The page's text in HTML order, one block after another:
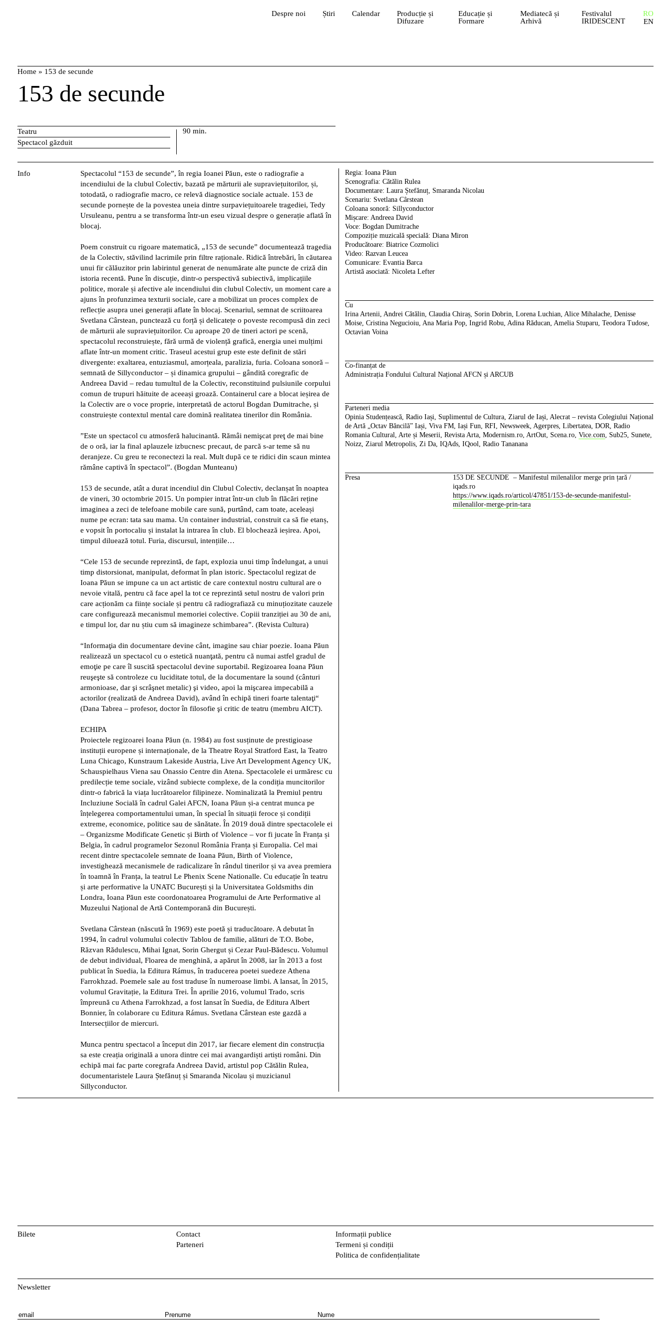
Despre noi Știri Calendar
Producție și
Difuzare
Educație și
Formare
Mediatecă și
Arhivă
Festivalul
IRIDESCENT
RO
EN
Home » 153 de secunde
153 de secunde
Teatru
Spectacol găzduit
90 min.
Info
Spectacolul “153 de secunde”, în regia Ioanei Păun, este o radiografie a
incendiului de la clubul Colectiv, bazată pe mărturii ale supraviețuitorilor, și,
totodată, o radiografie macro, ce relevă diagnostice sociale actuale. 153 de
secunde pornește de la povestea uneia dintre surpaviețuitoarele tragediei, Tedy
Ursuleanu, pentru a se transforma într-un eseu vizual despre o generație aflată în
blocaj.
Poem construit cu rigoare matematică, „153 de secunde” documentează tragedia
de la Colectiv, stăvilind lacrimile prin filtre raționale. Ridică întrebări, în căutarea
unui fir călăuzitor prin labirintul generat de nenumărate alte puncte de criză din
istoria recentă. Pune în discuție, dintr-o perspectivă subiectivă, implicațiile
politice, morale și afective ale incendiului din clubul Colectiv, un moment care a
ajuns în profunzimea texturii sociale, care a mobilizat un proces complex de
reflecție asupra unei generații aflate în blocaj. Scenariul, semnat de scriitoarea
Svetlana Cârstean, punctează cu forță și delicatețe o poveste recompusă din zeci
de mărturii ale supraviețuitorilor. Cu aproape 20 de tineri actori pe scenă,
spectacolul reconstruiește, fără urmă de violență grafică, energia unei mulțimi
aflate într-un moment critic. Traseul acestui grup este este definit de stări
divergente: exaltarea, entuziasmul, amorțeala, paralizia, furia. Coloana sonoră –
semnată de Sillyconductor – și dinamica grupului – gândită coregrafic de
Andreea David – redau tumultul de la Colectiv, reconstituind pulsiunile corpului
comun de trupuri hăituite de aceeași groază. Containerul care a blocat ieșirea de
la Colectiv are o voce proprie, interpretată de actorul Bogdan Dumitrache, și
construiește contextul mental care domină realitatea tinerilor din România.
”Este un spectacol cu atmosferă halucinantă. Rămâi nemişcat preţ de mai bine
de o oră, iar la final aplauzele izbucnesc precaut, de parcă s-ar teme să nu
deranjeze. Cu greu te reconectezi la real. Mult după ce te ridici din scaun mintea
rămâne captivă în spectacol”. (Bogdan Munteanu)
153 de secunde, atât a durat incendiul din Clubul Colectiv, declanșat în noaptea
de vineri, 30 octombrie 2015. Un pompier intrat într-un club în flăcări reține
imaginea a zeci de telefoane mobile care sună, purtând, cam toate, aceleași
nume pe ecran: tata sau mama. Un container industrial, construit ca să fie etanș,
e vopsit în portocaliu și instalat la intrarea în club. El blochează ieșirea. Apoi,
timpul diluează totul. Furia, discursul, intențiile…
“Cele 153 de secunde reprezintă, de fapt, explozia unui timp îndelungat, a unui
timp distorsionat, manipulat, deformat în plan istoric. Spectacolul regizat de
Ioana Păun se impune ca un act artistic de care contextul nostru cultural are o
nevoie vitală, pentru că face apel la tot ce reprezintă setul nostru de valori prin
care acționăm ca ființe sociale și pentru că radiografiază cu minuțiozitate cauzele
care configurează mecanismul memoriei colective. Copiii tranziției au 30 de ani,
e timpul lor, dar nu știu cum să imagineze schimbarea”. (Revista Cultura)
“Informaţia din documentare devine cânt, imagine sau chiar poezie. Ioana Păun
realizează un spectacol cu o estetică nuanţată, pentru că numai astfel gradul de
emoţie pe care îl suscită spectacolul devine suportabil. Regizoarea Ioana Păun
reuşeşte să controleze cu luciditate totul, de la documentare la sound (cânturi
armonioase, dar şi scrâşnet metalic) şi video, apoi la mişcarea impecabilă a
actorilor (realizată de Andreea David), având în echipă tineri foarte talentaţi“
(Dana Tabrea – profesor, doctor în filosofie şi critic de teatru (membru AICT).
ECHIPA
Proiectele regizoarei Ioana Păun (n. 1984) au fost susținute de prestigioase
instituții europene și internaționale, de la Theatre Royal Stratford East, la Teatro
Luna Chicago, Kunstraum Lakeside Austria, Live Art Development Agency UK,
Schauspielhaus Viena sau Onassio Centre din Atena. Spectacolele ei urmăresc cu
predilecție teme sociale, vizând subiecte complexe, de la condiția muncitorilor
dintr-o fabrică la viața lucrătoarelor filipineze. Nominalizată la Premiul pentru
Incluziune Socială în cadrul Galei AFCN, Ioana Păun și-a centrat munca pe
înțelegerea comportamentului uman, în special în situații feroce și condiții
extreme, economice, politice sau de sănătate. În 2019 două dintre spectacolele ei
– Organizsme Modificate Genetic și Birth of Violence – vor fi jucate în Franța și
Belgia, în cadrul programelor Sezonul România Franța și Europalia. Cel mai
recent dintre spectacolele semnate de Ioana Păun, Birth of Violence,
investighează mecanismele de radicalizare în rândul tinerilor și va avea premiera
în toamnă în Franța, la teatrul Le Phenix Scene Nationalle. Cu educație în teatru
și arte performative la UNATC București și la Universitatea Goldsmiths din
Londra, Ioana Păun este coordonatoarea Programului de Arte Performative al
Muzeului Național de Artă Contemporană din București.
Svetlana Cârstean (născută în 1969) este poetă și traducătoare. A debutat în
1994, în cadrul volumului colectiv Tablou de familie, alături de T.O. Bobe,
Răzvan Rădulescu, Mihai Ignat, Sorin Ghergut și Cezar Paul-Bădescu. Volumul
de debut individual, Floarea de menghină, a apărut în 2008, iar în 2013 a fost
publicat în Suedia, la Editura Rámus, în traducerea poetei suedeze Athena
Farrokhzad. Poemele sale au fost traduse în numeroase limbi. A lansat, în 2015,
volumul Gravitație, la Editura Trei. În aprilie 2016, volumul Trado, scris
împreună cu Athena Farrokhzad, a fost lansat în Suedia, de Editura Albert
Bonnier, în colaborare cu Editura Rámus. Svetlana Cârstean este gazdă a
Intersecțiilor de miercuri.
Munca pentru spectacol a început din 2017, iar fiecare element din construcția
sa este creația originală a unora dintre cei mai avangardiști artiști români. Din
echipă mai fac parte coregrafa Andreea David, artistul pop Cătălin Rulea,
documentaristele Laura Ștefănuț și Smaranda Nicolau și muzicianul
Sillyconductor.
Regia: Ioana Păun
Scenografia: Cătălin Rulea
Documentare: Laura Ștefănuț, Smaranda Nicolau
Scenariu: Svetlana Cârstean
Coloana sonoră: Sillyconductor
Mișcare: Andreea David
Voce: Bogdan Dumitrache
Compoziție muzicală specială: Diana Miron
Producătoare: Biatrice Cozmolici
Video: Razvan Leucea
Comunicare: Evantia Barca
Artistă asociată: Nicoleta Lefter
Cu
Irina Artenii, Andrei Cătălin, Claudia Chiraș, Sorin Dobrin, Lorena Luchian, Alice Mihalache, Denisse
Moise, Cristina Negucioiu, Ana Maria Pop, Ingrid Robu, Adina Răducan, Amelia Stuparu, Teodora Tudose,
Octavian Voina
Co-finanțat de
Administrația Fondului Cultural Național AFCN și ARCUB
Parteneri media
Opinia Studențească, Radio Iași, Suplimentul de Cultura, Ziarul de Iași, Alecrat – revista Colegiului Național
de Artă „Octav Băncilă” Iași, Viva FM, Iași Fun, RFI, Newsweek, Agerpres, Libertatea, DOR, Radio
Romania Cultural, Arte și Meserii, Revista Arta, Modernism.ro, ArtOut, Scena.ro, Vice.com, Sub25, Sunete,
Noizz, Ziarul Metropolis, Zi Da, IQAds, IQool, Radio Tananana
Presa
153 DE SECUNDE – Manifestul milenalilor merge prin țară /
iqads.ro
https://www.iqads.ro/articol/47851/153-de-secunde-manifestul-
milenalilor-merge-prin-tara
Bilete
Contact
Parteneri
Informații publice
Termeni și condiții
Politica de confidențialitate
Newsletter
E
P
N